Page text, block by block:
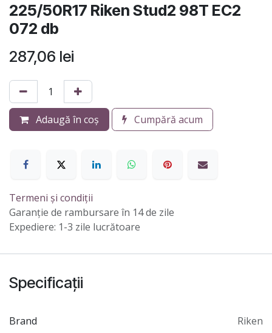
225/50R17 Riken Stud2 98T EC2
072 db
287,06 lei
Adaugă în coș Cumpără acum
Termeni și condiții
Garanție de rambursare în 14 de zile
Expediere: 1-3 zile lucrătoare
Specificații
Brand Riken